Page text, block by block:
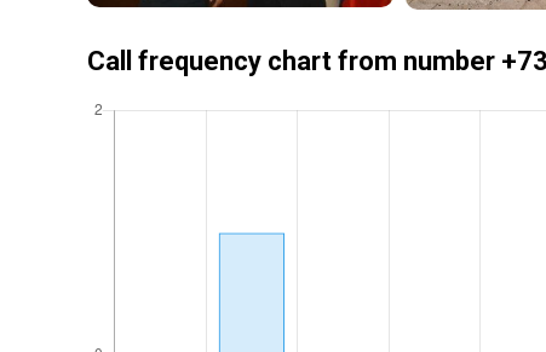
Call frequency chart from number